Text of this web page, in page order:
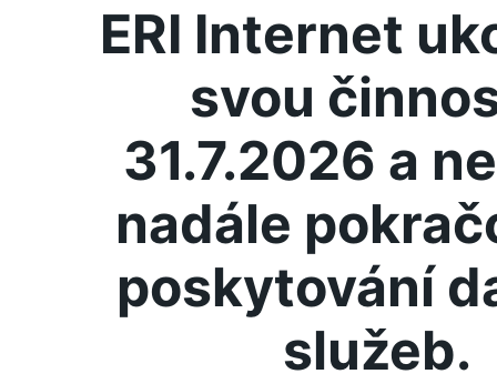
ERI Internet
svou
31.7.2026 a
nadále
poskytování
služeb.